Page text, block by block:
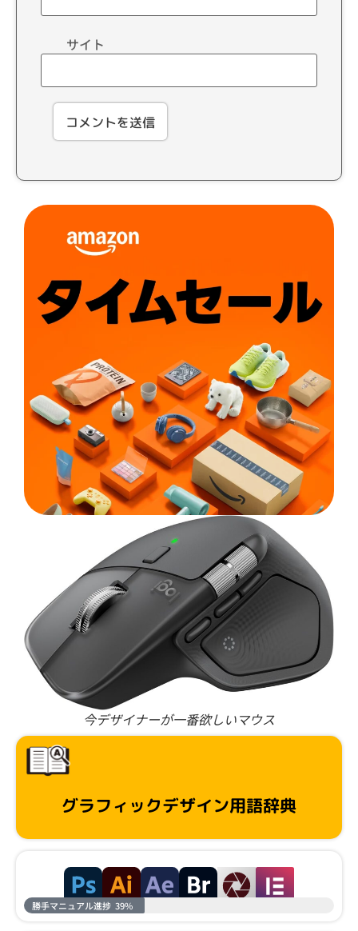
サイト
今デザイナーが一番欲しいマウス
グラフィックデザイン用語辞典
勝手マニュアル進捗 39%